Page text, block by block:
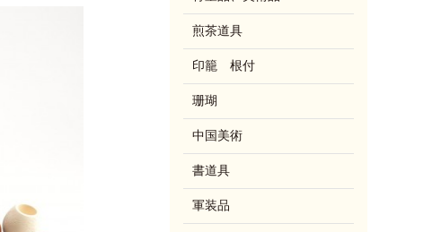
煎茶道具
印籠 根付
珊瑚
中国美術
書道具
軍装品